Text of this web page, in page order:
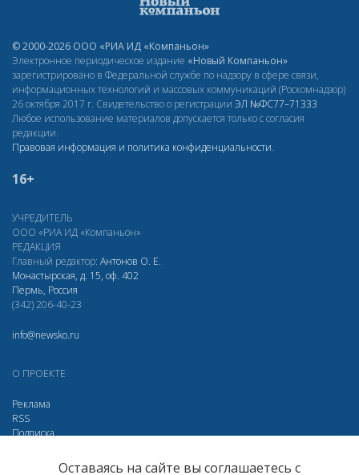
© 2000-2026 ООО «РИА ИД «Компаньон»
Электронное периодическое издание «Новый Компаньон»
зарегистрировано в Федеральной службе по надзору в сфере связи,
информационных технологий и массовых коммуникаций (Роскомнадзор)
26 октября 2017 г. Свидетельство о регистрации ЭЛ №ФС77–71333
Любое использование материалов допускается только с согласия
редакции.
Правовая информация и политика конфиденциальности.
16+
УЧРЕДИТЕЛЬ
ООО «РИА ИД «Компаньон»
РЕДАКЦИЯ
Главный редактор: Антонов О. Е.
Монастырская, д. 15, оф. 402
Пермь, Россия
(342) 206-40-23
info@newsko.ru
О ПРОЕКТЕ
Реклама
RSS
Подписка
ОдноклассникиОставаясь на сайте вы соглашаетесь с